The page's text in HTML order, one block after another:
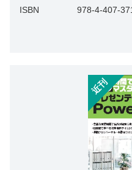
ISBN
978-4-407-
近刊